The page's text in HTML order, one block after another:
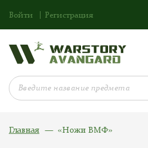
Войти Регистрация
Главная «Ножи ВМФ»